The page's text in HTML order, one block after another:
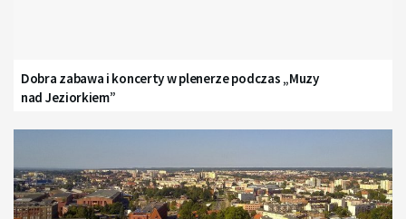
Dobra zabawa i koncerty w plenerze podczas „Muzy
nad Jeziorkiem”